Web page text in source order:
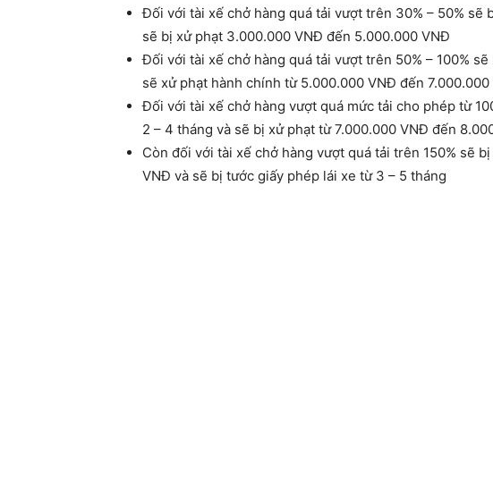
Đối với tài xế chở hàng quá tải vượt trên 30% – 50% sẽ
sẽ bị xử phạt 3.000.000 VNĐ đến 5.000.000 VNĐ
Đối với tài xế chở hàng quá tải vượt trên 50% – 100%
sẽ xử phạt hành chính từ 5.000.000 VNĐ đến 7.000.000
Đối với tài xế chở hàng vượt quá mức tải cho phép từ
2 – 4 tháng và sẽ bị xử phạt từ 7.000.000 VNĐ đến
Còn đối với tài xế chở hàng vượt quá tải trên 150% sẽ
VNĐ và sẽ bị tước giấy phép lái xe từ 3 – 5 tháng